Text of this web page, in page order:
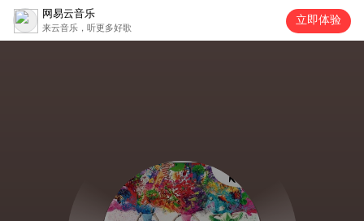
网易云音乐
来云音乐，听更多好歌
立即体验